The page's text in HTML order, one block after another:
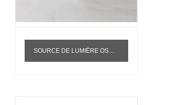
SOURCE DE LUMIÈRE OSRAM 64002 AMPOULE DE MARQUEUR D'ENZYME SPATIALE TECAN 12V20W